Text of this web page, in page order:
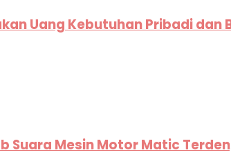
Uang Kebutuhan Pribadi dan
Suara Mesin Motor Matic